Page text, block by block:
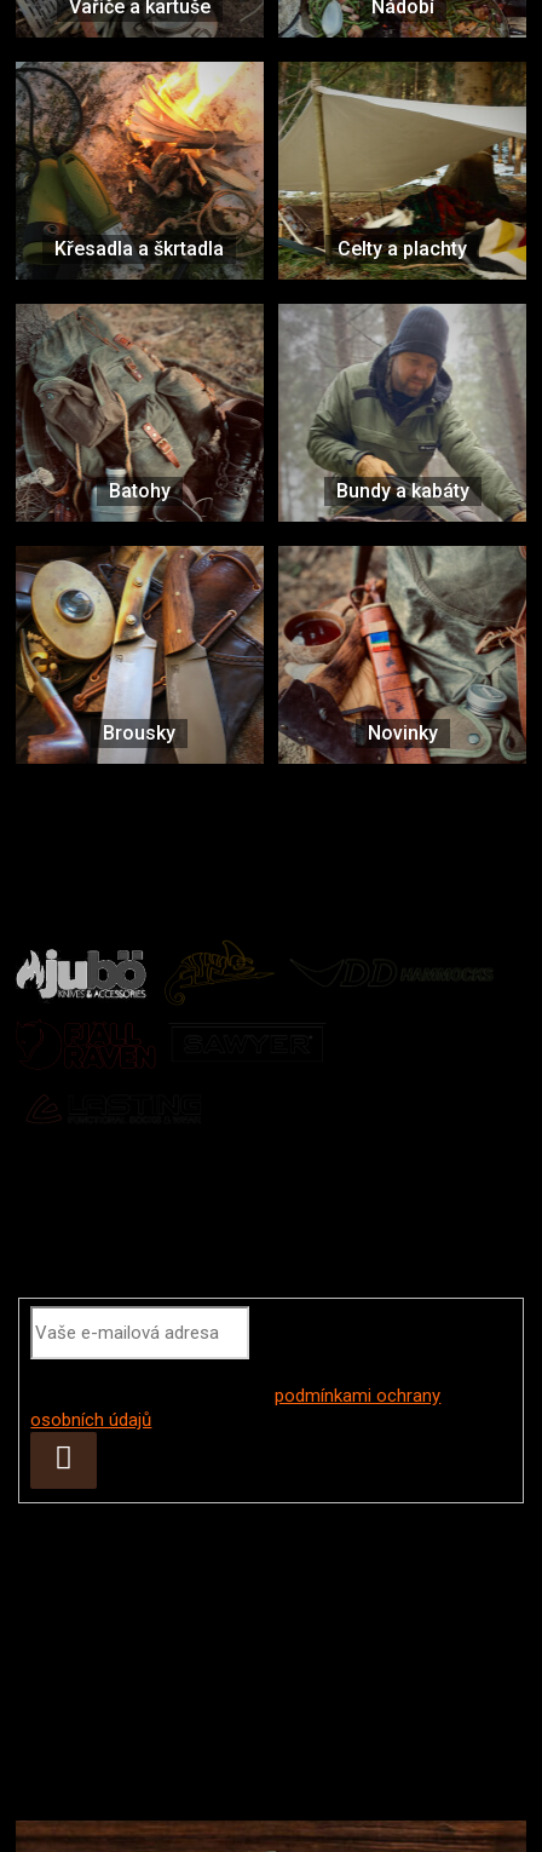
Vařiče a kartuše Nádobí
Křesadla a škrtadla Celty a plachty
Batohy Bundy a kabáty
Brousky Novinky
Vložením e-mailu souhlasíte spodmínkami ochrany
osobních údajů
se